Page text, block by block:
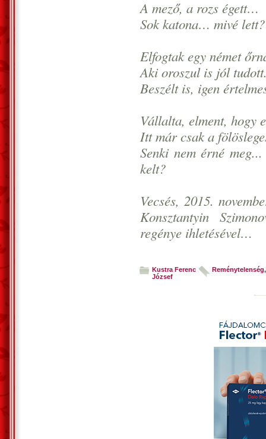
A mező, a rozs égett…
Sok katona… mivé lett?
Elfogtak egy német
Aki oroszul is jól
Beszélt is, igen
Vállalta, elment, hogy
Itt már csak a
Senki nem érné
kelt?
Vecsés, 2015.
Konsztantyin
regénye ihletésével…
Kustra Ferenc
József
Reménytelenség,